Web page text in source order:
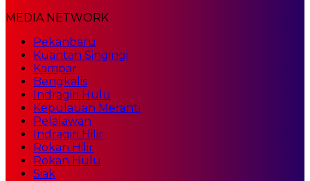
MEDIA NETWORK
Pekanbaru
Kuantan Singingi
Kampar
Bengkalis
Indragiri Hulu
Kepulauan Meranti
Pelalawan
Indragiri Hilir
Rokan Hilir
Rokan Hulu
Siak